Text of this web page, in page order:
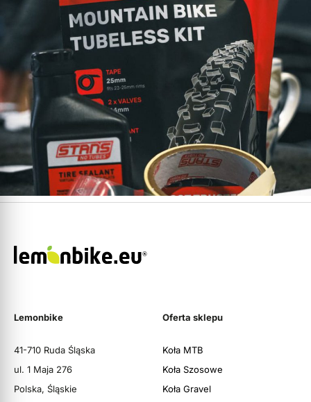
Lemonbike
41-710 Ruda Śląska
ul. 1 Maja 276
Polska, Śląskie
Oferta sklepu
Koła MTB
Koła Szosowe
Koła Gravel